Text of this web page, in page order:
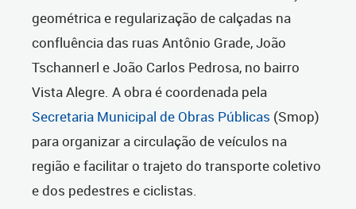
geométrica e regularização de calçadas na
confluência das ruas Antônio Grade, João
Tschannerl e João Carlos Pedrosa, no bairro
Vista Alegre. A obra é coordenada pela
Secretaria Municipal de Obras Públicas (Smop)
para organizar a circulação de veículos na
região e facilitar o trajeto do transporte coletivo
e dos pedestres e ciclistas.